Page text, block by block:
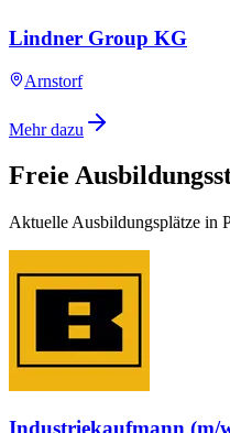
Lindner Group KG
Arnstorf
Mehr dazu
Freie
Aktuelle Ausbildungsplätze in
Industriekaufmann (m/